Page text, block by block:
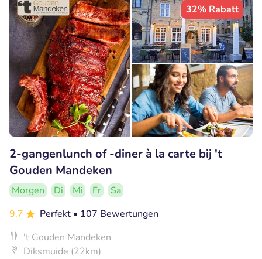
32% Rabatt
2-gangenlunch of -diner à la carte bij 't
Gouden Mandeken
Morgen Di Mi Fr
Sa
9.7
Perfekt • 107 Bewertungen
't Gouden Mandeken
Diksmuide (22km)